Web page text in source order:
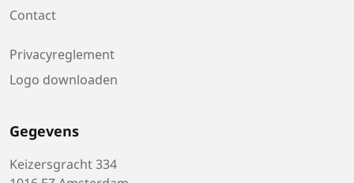
Contact
Privacyreglement
Logo downloaden
Gegevens
Keizersgracht 334